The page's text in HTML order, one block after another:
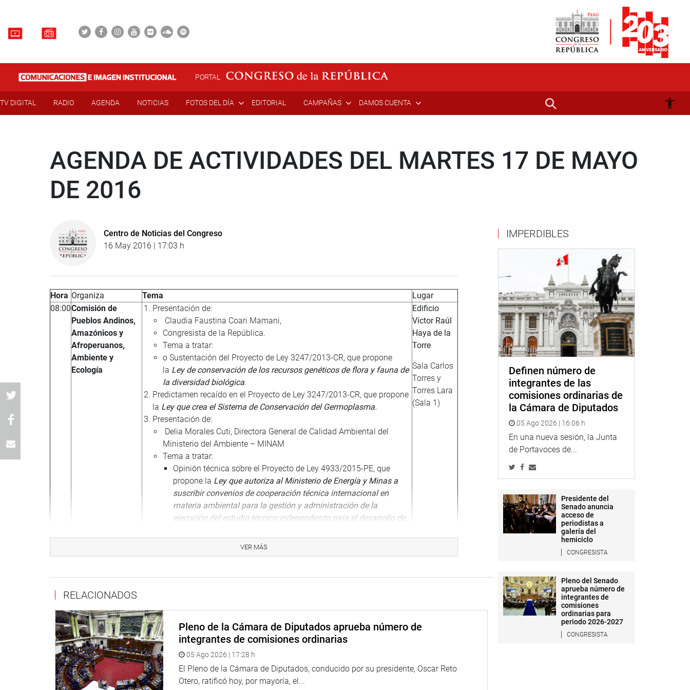
PORTAL
TV DIGITAL RADIO AGENDA NOTICIAS FOTOS DEL DÍA EDITORIAL CAMPAÑAS DAMOS CUENTA
AGENDA DE ACTIVIDADES DEL MARTES 17 DE MAYO
DE 2016
Centro de Noticias del Congreso
16 May 2016 | 17:03 h
Hora Organiza Tema
Lugar
08:00Comisión de
Pueblos Andinos,
Amazónicos y
Afroperuanos,
Ambiente y
Ecología
Presentación de:
Claudia Faustina Coari Mamani,
Congresista de la República.
Tema a tratar:
o Sustentación del Proyecto de Ley 3247/2013-CR, que propone
la Ley de conservación de los recursos genéticos de flora y fauna de
la diversidad biológica.
Predictamen recaído en el Proyecto de Ley 3247/2013-CR, que propone
la Ley que crea el Sistema de Conservación del Germoplasma.
Presentación de:
Delia Morales Cuti, Directora General de Calidad Ambiental del
Ministerio del Ambiente – MINAM
Tema a tratar:
Opinión técnica sobre el Proyecto de Ley 4933/2015-PE, que
propone la Ley que autoriza al Ministerio de Energía y Minas a
suscribir convenios de cooperación técnica internacional en
materia ambiental para la gestión y administración de la
ejecución del estudio técnico independiente para el desarrollo de
por actividades de hidrocarburos en el ex lote 1-AB y en el lote 8
Presentación de:
Gerente General de Perupetro S.A.
Temas a tratar:
Propuesta de creación de la Zona Reservada Mar Pacífico
Tropical Peruano.
Los impactos que tendría sobre los proyectos que se estarían
implementando de exploración y explotación de hidrocarburos
Edificio
Víctor Raúl
Haya de la
Torre
Sala Carlos
Torres y
Torres Lara
(Sala 1)
VER MÁS
RELACIONADOS
Pleno de la Cámara de Diputados aprueba número de
integrantes de comisiones ordinarias
05 Ago 2026 | 17:28 h
El Pleno de la Cámara de Diputados, conducido por su presidente, Oscar Reto
Otero, ratificó hoy, por mayoría, el...
IMPERDIBLES
Definen número de
integrantes de las
comisiones ordinarias de
la Cámara de Diputados
05 Ago 2026 | 16:06 h
En una nueva sesión, la Junta
de Portavoces de...
Presidente del
Senado anuncia
acceso de
periodistas a
galería del
hemiciclo
CONGRESISTA
Pleno del Senado
aprueba número de
integrantes de
comisiones
ordinarias para
periodo 2026-2027
CONGRESISTA